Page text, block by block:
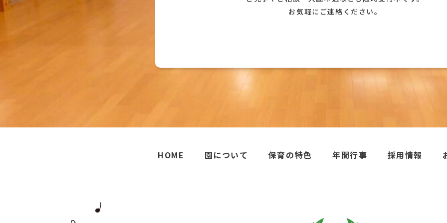
お気軽にご連絡ください。
HOME 園について 保育の特色 年間行事 採用情報